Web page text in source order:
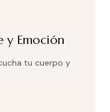
y Emoción
tu cuerpo y